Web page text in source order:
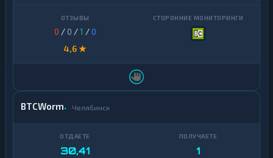
0 / 0 /1 /0
4,6 ★
BTCWorm Челябинск
30,41 1